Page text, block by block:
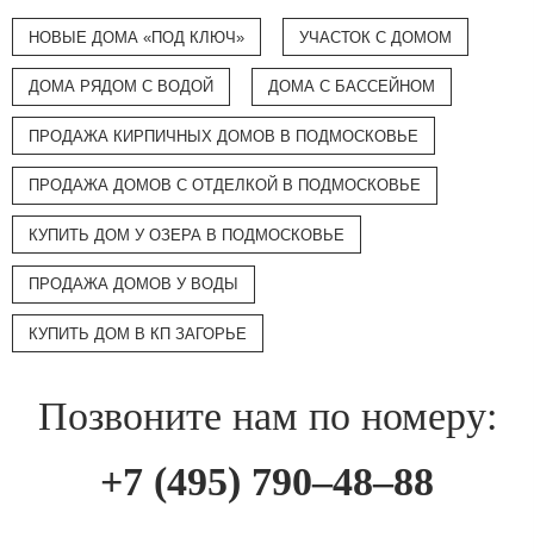
НОВЫЕ ДОМА «ПОД КЛЮЧ» УЧАСТОК С ДОМОМ
ДОМА РЯДОМ С ВОДОЙ ДОМА С БАССЕЙНОМ
ПРОДАЖА КИРПИЧНЫХ ДОМОВ В ПОДМОСКОВЬЕ
ПРОДАЖА ДОМОВ С ОТДЕЛКОЙ В ПОДМОСКОВЬЕ
КУПИТЬ ДОМ У ОЗЕРА В ПОДМОСКОВЬЕ
ПРОДАЖА ДОМОВ У ВОДЫ
КУПИТЬ ДОМ В КП ЗАГОРЬЕ
Позвоните нам по номеру:
+7 (495) 790–48–88